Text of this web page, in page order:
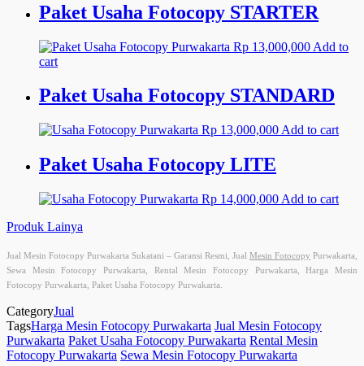
Paket Usaha Fotocopy STARTER
Rp 13,000,000 Add to
cart
Paket Usaha Fotocopy STANDARD
Rp 13,000,000 Add to cart
Paket Usaha Fotocopy LITE
Rp 14,000,000 Add to cart
Produk Lainya
Jual Mesin Fotocopy Purwakarta Sukatani – Garansi Resmi, Jual Mesin Fotocopy Purwakarta,
Sewa Mesin Fotocopy Purwakarta, Rental Mesin Fotocopy Purwakarta, Harga Mesin
Fotocopy Purwakarta, Paket Usaha Fotocopy Purwakarta.
CategoryJual
TagsHarga Mesin Fotocopy Purwakarta Jual Mesin Fotocopy
Purwakarta Paket Usaha Fotocopy Purwakarta Rental Mesin
Fotocopy Purwakarta Sewa Mesin Fotocopy Purwakarta